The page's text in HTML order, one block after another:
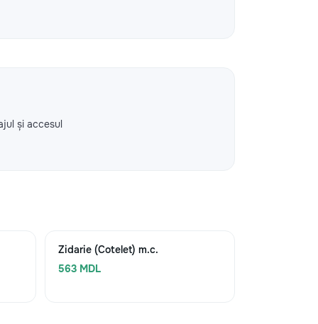
și accesul
Zidarie (Cotelet) m.c.
563 MDL